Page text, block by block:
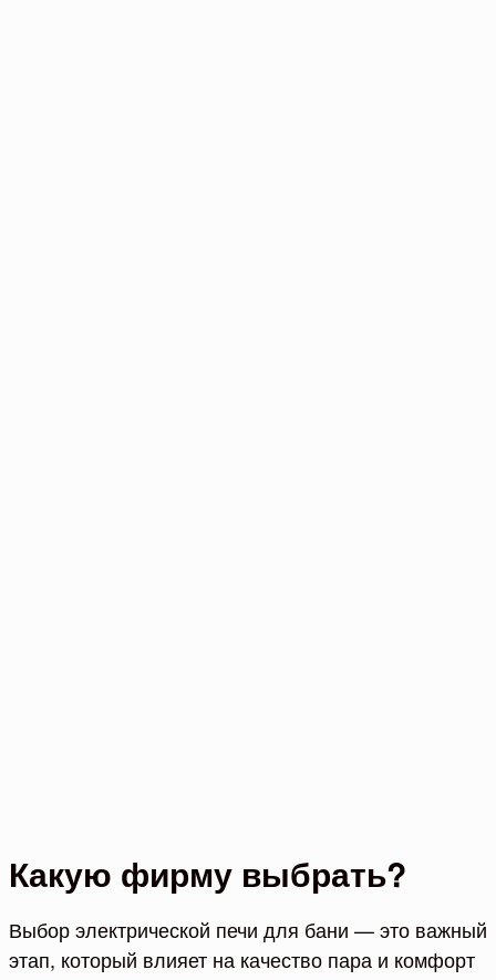
Какую фирму выбрать?
Выбор электрической печи для бани — это важный
этап, который влияет на качество пара и комфорт